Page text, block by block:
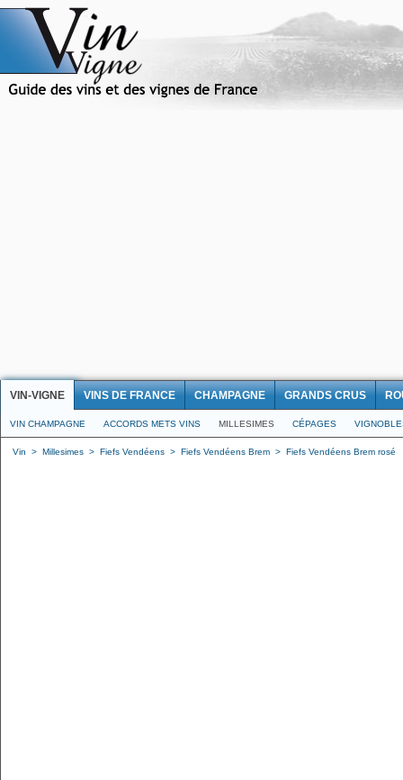
VIN-VIGNE VINS DE FRANCE CHAMPAGNE GRANDS CRUS
VIN CHAMPAGNE ACCORDS METS VINS MILLESIMES CÉPAGES
Vin > Millesimes > Fiefs Vendéens > Fiefs Vendéens Brem > Fiefs Vendéens Brem rosé